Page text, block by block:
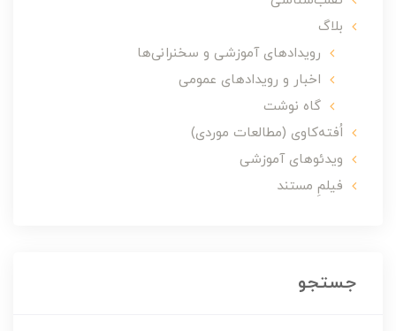
بلاگ
رویدادهای آموزشی و سخنرانی‌ها
اخبار و رویدادهای عمومی
گاه نوشت
اُفته‌کاوی (مطالعات موردی)
ویدئوهای آموزشی
فیلمِ مستند
جستجو